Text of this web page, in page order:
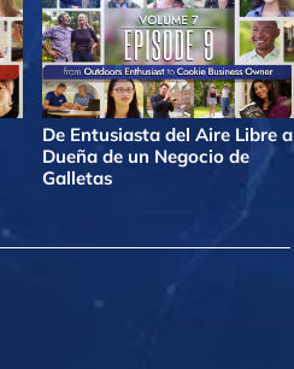
De Entusiasta del Aire Libre a
Dueña de un Negocio de
Galletas